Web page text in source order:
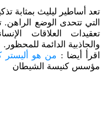
تعد أساطير ليليث بمثابة
التي تتحدى الوضع
تعقيدات العلاقات
والجاذبية الدائمة للمحظور.
اقرأ أيضا : من هو أليستر
مؤسس كنيسة الشيطان